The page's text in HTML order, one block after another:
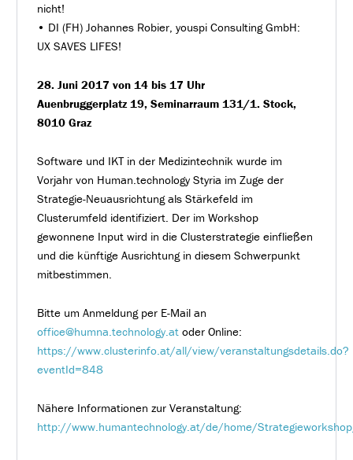
nicht!
• DI (FH) Johannes Robier, youspi Consulting GmbH:
UX SAVES LIFES!
28. Juni 2017 von 14 bis 17 Uhr
Auenbruggerplatz 19, Seminarraum 131/1. Stock,
8010 Graz
Software und IKT in der Medizintechnik wurde im
Vorjahr von Human.technology Styria im Zuge der
Strategie-Neuausrichtung als Stärkefeld im
Clusterumfeld identifiziert. Der im Workshop
gewonnene Input wird in die Clusterstrategie einfließen
und die künftige Ausrichtung in diesem Schwerpunkt
mitbestimmen.
Bitte um Anmeldung per E-Mail an
office@humna.technology.atoder Online:
https://www.clusterinfo.at/all/view/veranstaltungsdetails.do?
eventId=848
Nähere Informationen zur Veranstaltung:
http://www.humantechnology.at/de/home/